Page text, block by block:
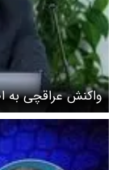
واکنش عراقچی به